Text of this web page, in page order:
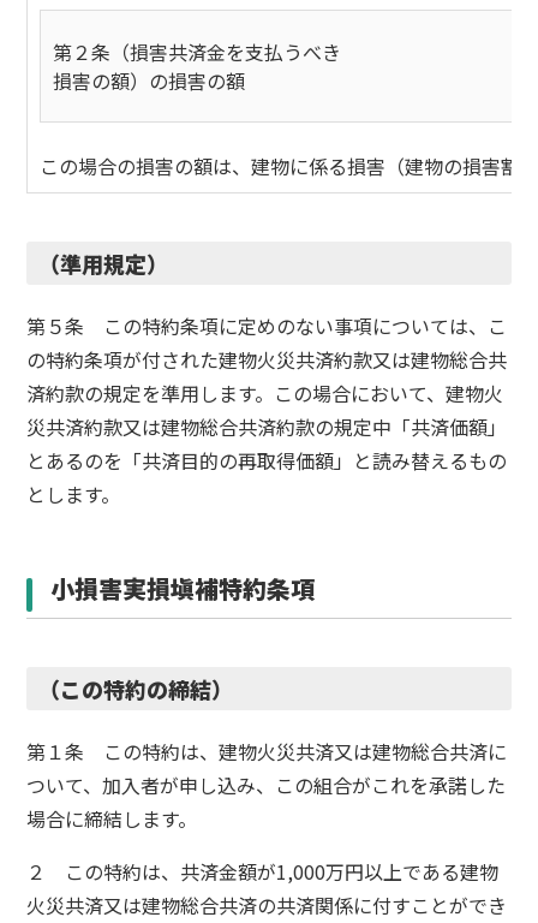
第２条（損害共済金を支払うべき
損害の額）の損害の額
この場合の損害の額は、建物に係る損害（建物の損害
（準用規定）
第５条 この特約条項に定めのない事項については、こ
の特約条項が付された建物火災共済約款又は建物総合共
済約款の規定を準用します。この場合において、建物火
災共済約款又は建物総合共済約款の規定中「共済価額」
とあるのを「共済目的の再取得価額」と読み替えるもの
とします。
小損害実損塡補特約条項
（この特約の締結）
第１条 この特約は、建物火災共済又は建物総合共済に
ついて、加入者が申し込み、この組合がこれを承諾した
場合に締結します。
２ この特約は、共済金額が1,000万円以上である建物
火災共済又は建物総合共済の共済関係に付すことができ